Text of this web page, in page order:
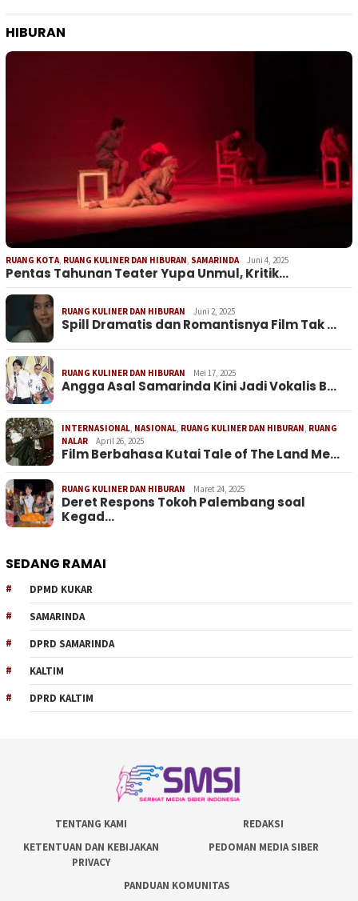
HIBURAN
RUANG KOTA, RUANG KULINER DAN HIBURAN, SAMARINDA Juni 4, 2025
Pentas Tahunan Teater Yupa Unmul, Kritik…
RUANG KULINER DAN HIBURAN Juni 2, 2025
Spill Dramatis dan Romantisnya Film Tak …
RUANG KULINER DAN HIBURAN Mei 17, 2025
Angga Asal Samarinda Kini Jadi Vokalis B…
INTERNASIONAL, NASIONAL, RUANG KULINER DAN HIBURAN, RUANG
NALAR
April 26, 2025
Film Berbahasa Kutai Tale of The Land Me…
RUANG KULINER DAN HIBURAN Maret 24, 2025
Deret Respons Tokoh Palembang soal
Kegad…
SEDANG RAMAI
DPMD KUKAR
SAMARINDA
DPRD SAMARINDA
KALTIM
DPRD KALTIM
TENTANG KAMI
REDAKSI
KETENTUAN DAN KEBIJAKAN
PRIVACY
PEDOMAN MEDIA SIBER
PANDUAN KOMUNITAS